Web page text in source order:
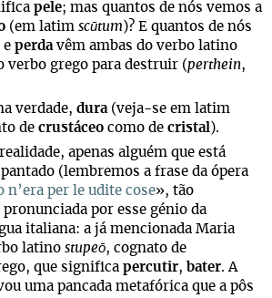
pele; mas quantos de nós vemos a
(em latim scūtum )? E quantos de nós
e perdavêm ambas do verbo latino
verbo grego para destruir (perthein,
verdade, dura(veja-se em latim
de crustáceo como de cristal).
apenas alguém que está
(lembremos a frase da ópera
n’era per le udite cose», tão
por esse génio da
italiana: a já mencionada Maria
latino stupeō, cognato de
que significa percutir, bater. A
uma pancada metafórica que a pôs